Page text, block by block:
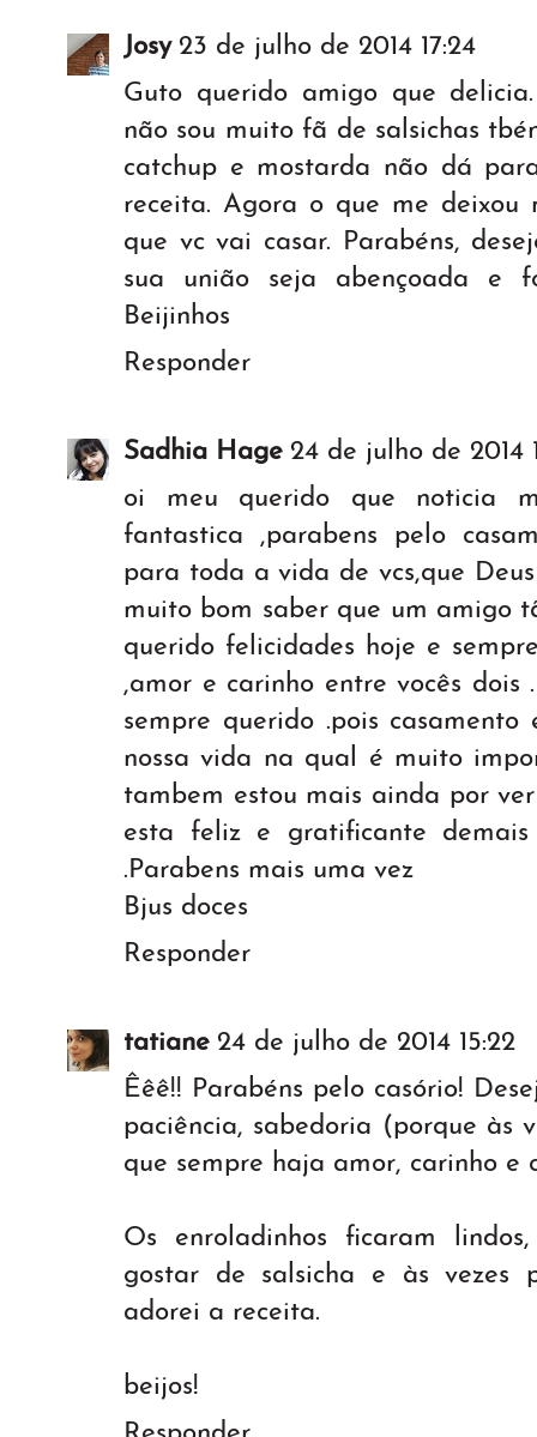
Josy 23 de julho de 2014 17:24
Guto querido amigo que
não sou muito fã de salsichas
catchup e mostarda não dá
receita. Agora o que me
que vc vai casar. Parabéns,
sua união seja abençoada e
Beijinhos
Responder
Sadhia Hage 24 de julho de 2014
oi meu querido que noticia
fantastica ,parabens pelo
para toda a vida de vcs,que
muito bom saber que um amigo
querido felicidades hoje e
,amor e carinho entre vocês
sempre querido .pois
nossa vida na qual é muito
tambem estou mais ainda por
esta feliz e gratificante demais
.Parabens mais uma vez
Bjus doces
Responder
tatiane 24 de julho de 2014 15:22
Êêê!! Parabéns pelo casório!
paciência, sabedoria (porque às
que sempre haja amor, carinho e
Os enroladinhos ficaram
gostar de salsicha e às vezes
adorei a receita.
beijos!